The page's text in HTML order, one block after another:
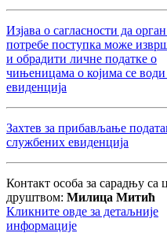
Изјава о сагласности да орган
потребе поступка може
и обрадити личне податке о
чињеницама о којима се
евиденција
Захтев за прибављање
службених евиденција
Контакт особа за сарадњу са
друштвом: Милица Митић
Кликните овде за детаљније
информације